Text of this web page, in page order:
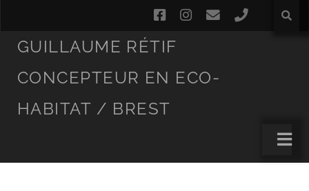
GUILLAUME RÉTIF
CONCEPTEUR EN ECO-
HABITAT / BREST